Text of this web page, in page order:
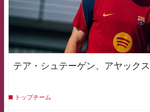
テア・シュテーゲン、アヤック
トップチーム